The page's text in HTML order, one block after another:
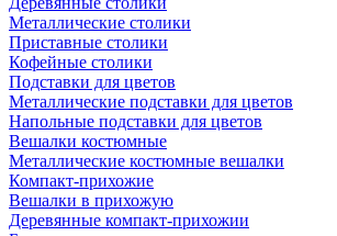
Металлические столики
Приставные столики
Кофейные столики
Подставки для цветов
Металлические подставки для цветов
Напольные подставки для цветов
Вешалки костюмные
Металлические костюмные вешалки
Компакт-прихожие
Вешалки в прихожую
Деревянные компакт-прихожии